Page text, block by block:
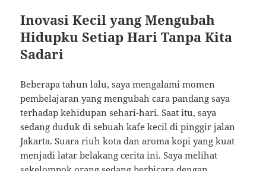
Inovasi Kecil yang Mengubah
Hidupku Setiap Hari Tanpa Kita
Sadari
Beberapa tahun lalu, saya mengalami momen
pembelajaran yang mengubah cara pandang saya
terhadap kehidupan sehari-hari. Saat itu, saya
sedang duduk di sebuah kafe kecil di pinggir jalan
Jakarta. Suara riuh kota dan aroma kopi yang kuat
menjadi latar belakang cerita ini. Saya melihat